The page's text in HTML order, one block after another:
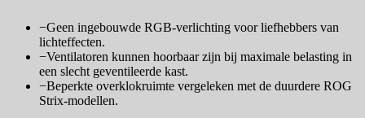
−Geen ingebouwde RGB-verlichting voor liefhebbers van
lichteffecten.
−Ventilatoren kunnen hoorbaar zijn bij maximale belasting in
een slecht geventileerde kast.
−Beperkte overklokruimte vergeleken met de duurdere ROG
Strix-modellen.